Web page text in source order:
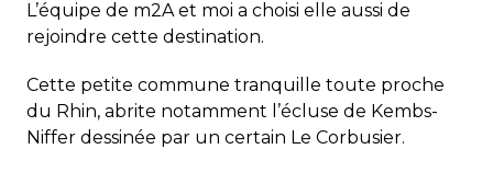
L’équipe de m2A et moi a choisi elle aussi de
rejoindre cette destination.
Cette petite commune tranquille toute proche
du Rhin, abrite notamment l’écluse de Kembs-
Niffer dessinée par un certain Le Corbusier.